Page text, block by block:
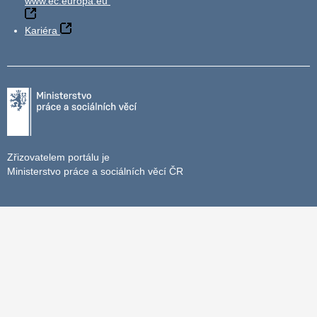
Kariéra
Zřizovatelem portálu je
Ministerstvo práce a sociálních věcí ČR